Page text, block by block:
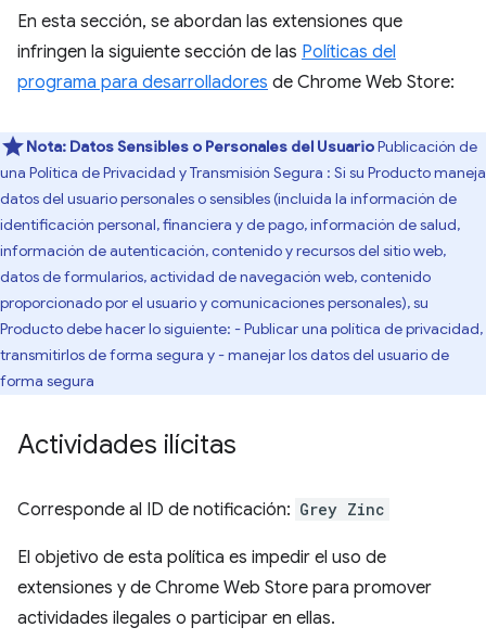
En esta sección, se abordan las extensiones que
infringen la siguiente sección de las Políticas del
programa para desarrolladores de Chrome Web Store:
Nota: Datos Sensibles o Personales del UsuarioPublicación de
una Política de Privacidad y Transmisión Segura : Si su Producto maneja
datos del usuario personales o sensibles (incluida la información de
identificación personal, financiera y de pago, información de salud,
información de autenticación, contenido y recursos del sitio web,
datos de formularios, actividad de navegación web, contenido
proporcionado por el usuario y comunicaciones personales), su
Producto debe hacer lo siguiente: - Publicar una política de privacidad,
transmitirlos de forma segura y - manejar los datos del usuario de
forma segura
Actividades ilícitas
Corresponde al ID de notificación: Grey Zinc
El objetivo de esta política es impedir el uso de
extensiones y de Chrome Web Store para promover
actividades ilegales o participar en ellas.